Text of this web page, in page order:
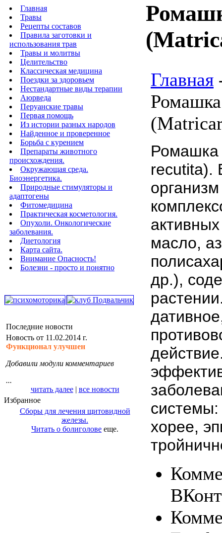
Главная
Травы
Рецепты составов
Правила заготовки и
использования трав
Травы и молитвы
Целительство
Классическая медицина
Поездки за здоровьем
Нестандартные виды терапии
Аюрведа
Перуанские травы
Первая помощь
Из истории разных народов
Найденное и проверенное
Борьба с курением
Препараты животного
происхождения.
Окружающая среда.
Биоэнергетика.
Природные стимуляторы и
адаптогены
Фитомедицина
Практическая косметология.
Опухоли. Онкологические
заболевания.
Диетология
Карта сайта.
Внимание Опасность!
Болезни - просто и понятно
Последние новости
Новость от 11.02.2014 г.
Функционал улучшен
Добавили модули комментариев
...
читать далее| все новости
Избранное
Сборы для лечения щитовидной
железы.
Читать о болиголове еще.
Главная
Ромашка
recutita).
масло,
др.),
системы:
хорее,